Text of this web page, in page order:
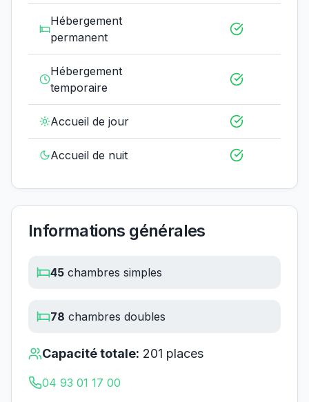
Hébergement
permanent
Hébergement
temporaire
Accueil de jour
Accueil de nuit
Informations générales
45 chambres simples
78 chambres doubles
Capacité totale: 201 places
04 93 01 17 00